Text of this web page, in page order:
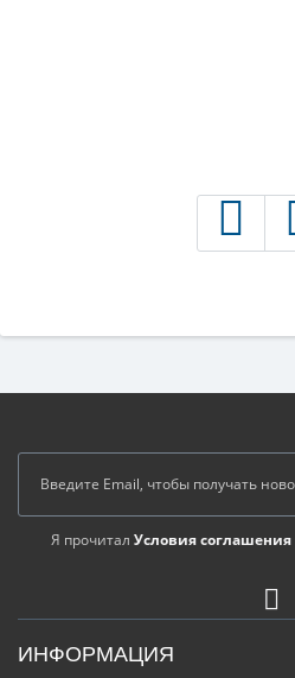
Я прочитал Условия соглашения
ИНФОРМАЦИЯ